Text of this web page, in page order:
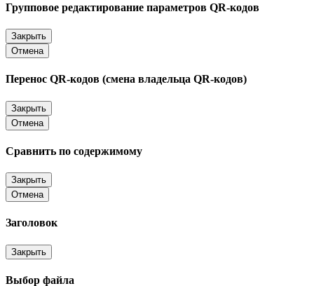
Групповое редактирование параметров QR-кодов
Закрыть
Отмена
Перенос QR-кодов (смена владельца QR-кодов)
Закрыть
Отмена
Сравнить по содержимому
Закрыть
Отмена
Заголовок
Закрыть
Выбор файла